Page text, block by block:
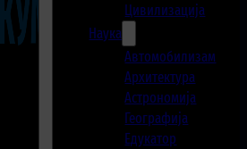
Цивилизација
Наука
Автомобилизам
Архитектура
Астрономија
Географија
Едукатор